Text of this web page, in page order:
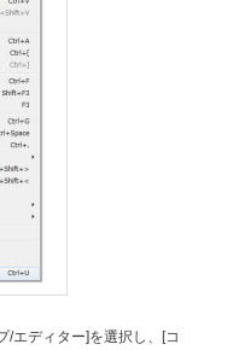
/エディター]を選択し、[コ